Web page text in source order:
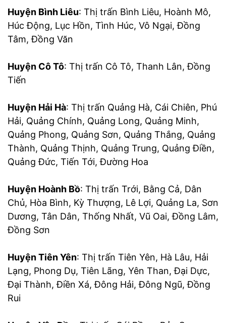
Huyện Bình Liêu: Thị trấn Bình Liêu, Hoành Mô,
Húc Động, Lục Hồn, Tình Húc, Vô Ngại, Đồng
Tâm, Đồng Văn
Huyện Cô Tô: Thị trấn Cô Tô, Thanh Lân, Đồng
Tiến
Huyện Hải Hà: Thị trấn Quảng Hà, Cái Chiên, Phú
Hải, Quảng Chính, Quảng Long, Quảng Minh,
Quảng Phong, Quảng Sơn, Quảng Thắng, Quảng
Thành, Quảng Thịnh, Quảng Trung, Quảng Điền,
Quảng Đức, Tiến Tới, Đường Hoa
Huyện Hoành Bồ: Thị trấn Trới, Bằng Cả, Dân
Chủ, Hòa Bình, Kỳ Thượng, Lê Lợi, Quảng La, Sơn
Dương, Tân Dân, Thống Nhất, Vũ Oai, Đồng Lâm,
Đồng Sơn
Huyện Tiên Yên: Thị trấn Tiên Yên, Hà Lâu, Hải
Lạng, Phong Dụ, Tiên Lãng, Yên Than, Đại Dực,
Đại Thành, Điền Xá, Đông Hải, Đông Ngũ, Đồng
Rui